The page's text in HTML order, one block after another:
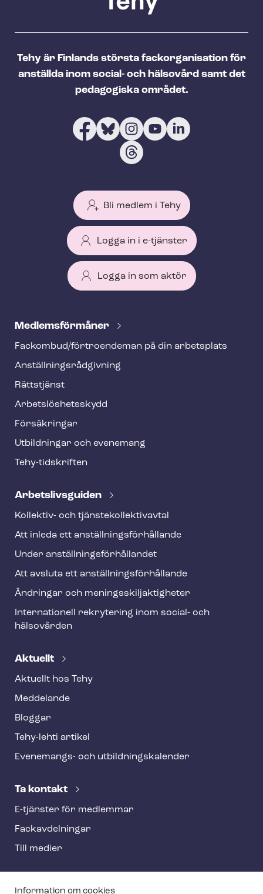
Tehy är Finlands största fackorganisation för
anställda inom social- och hälsovård samt det
pedagogiska området.
Bli medlem i Tehy
Logga in i e-tjänster
Logga in som aktör
e
f
o
o
t
e
Med­lems­för­må­ner
Fackombud/förtroendeman på din arbetsplats
An­ställ­nings­råd­giv­ning
Rättstjänst
Ar­bets­lös­hets­skydd
Försäkringar
Utbildningar och evenemang
Tehy-​tidskriften
Ar­bets­livs­gui­den
Kollektiv- och tjäns­te­kol­lek­tivav­tal
Att inleda ett an­ställ­nings­för­hål­lan­de
Under an­ställ­nings­för­hål­lan­det
Att avsluta ett an­ställ­nings­för­hål­lan­de
Ändringar och me­nings­skilj­ak­tig­he­ter
Internationell rekrytering inom social- och
hälsovården
Aktuellt
Aktuellt hos Tehy
Meddelande
Bloggar
Tehy-lehti artikel
Evenemangs- och ut­bild­nings­ka­len­der
Ta kontakt
E-tjänster för medlemmar
Fackav­del­ning­ar
Till medier
Information om cookies